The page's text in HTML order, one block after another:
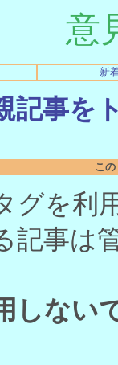
意
新
記事を
こ
グを利
記事は
しない